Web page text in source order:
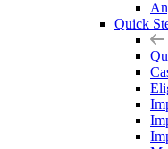
Quick